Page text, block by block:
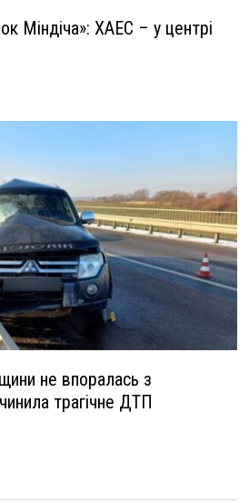
Міндіча»: ХАЕС – у центрі
не впоралась з
трагічне ДТП